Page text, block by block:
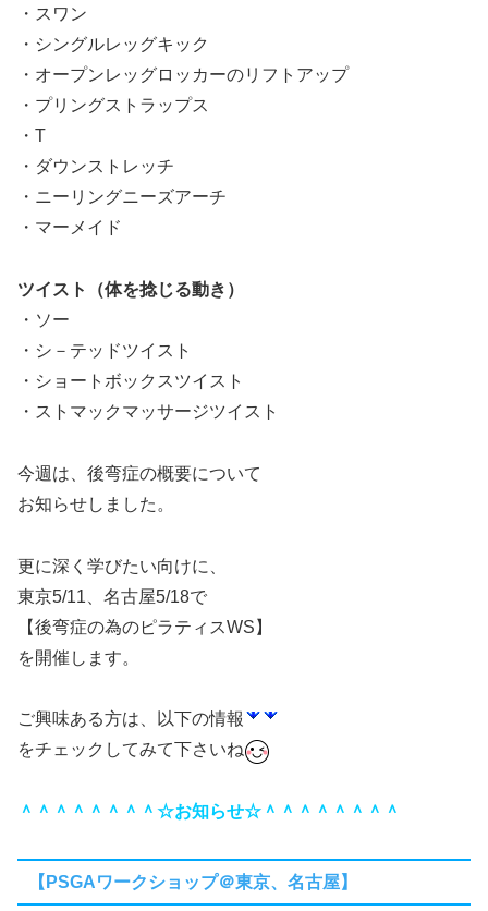
・スワン
・シングルレッグキック
・オープンレッグロッカーのリフトアップ
・プリングストラップス
・T
・ダウンストレッチ
・ニーリングニーズアーチ
・マーメイド
ツイスト（体を捻じる動き）
・ソー
・シ－テッドツイスト
・ショートボックスツイスト
・ストマックマッサージツイスト
今週は、後弯症の概要について
お知らせしました。
更に深く学びたい向けに、
東京5/11、名古屋5/18で
【後弯症の為のピラティスWS】
を開催します。
ご興味ある方は、以下の情報
をチェックしてみて下さいね
＾＾＾＾＾＾＾＾☆お知らせ☆＾＾＾＾＾＾＾＾
【PSGAワークショップ＠東京、名古屋】